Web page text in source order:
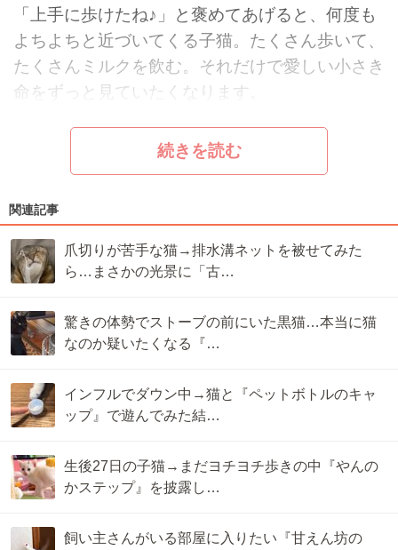
「上手に歩けたね♪」と褒めてあげると、何度も
よちよちと近づいてくる子猫。たくさん歩いて、
たくさんミルクを飲む。それだけで愛しい小さき
命をずっと見ていたくなります。
続きを読む
関連記事
爪切りが苦手な猫→排水溝ネットを被せてみた
ら…まさかの光景に「古…
驚きの体勢でストーブの前にいた黒猫…本当に猫
なのか疑いたくなる『…
インフルでダウン中→猫と『ペットボトルのキャ
ップ』で遊んでみた結…
生後27日の子猫→まだヨチヨチ歩きの中『やんの
かステップ』を披露し…
飼い主さんがいる部屋に入りたい『甘えん坊の